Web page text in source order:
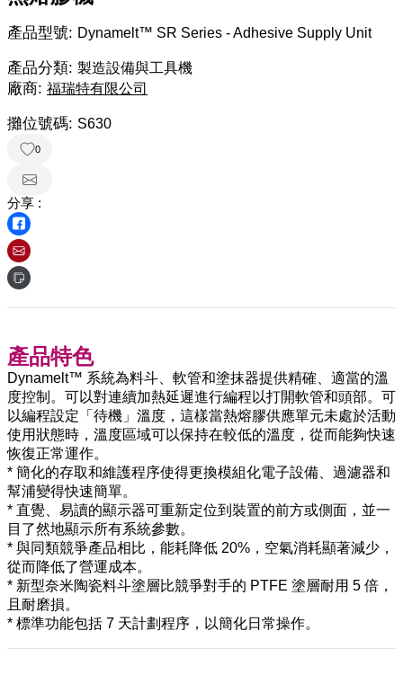
產品型號: Dynamelt™ SR Series - Adhesive Supply Unit
產品分類: 製造設備與工具機
廠商: 福瑞特有限公司
攤位號碼: S630
0
分享 :
產品特色
Dynamelt™ 系統為料斗、軟管和塗抹器提供精確、適當的溫
度控制。可以對連續加熱延遲進行編程以打開軟管和頭部。可
以編程設定「待機」溫度，這樣當熱熔膠供應單元未處於活動
使用狀態時，溫度區域可以保持在較低的溫度，從而能夠快速
恢復正常運作。
* 簡化的存取和維護程序使得更換模組化電子設備、過濾器和
幫浦變得快速簡單。
* 直覺、易讀的顯示器可重新定位到裝置的前方或側面，並一
目了然地顯示所有系統參數。
* 與同類競爭產品相比，能耗降低 20%，空氣消耗顯著減少，
從而降低了營運成本。
* 新型奈米陶瓷料斗塗層比競爭對手的 PTFE 塗層耐用 5 倍，
且耐磨損。
* 標準功能包括 7 天計劃程序，以簡化日常操作。